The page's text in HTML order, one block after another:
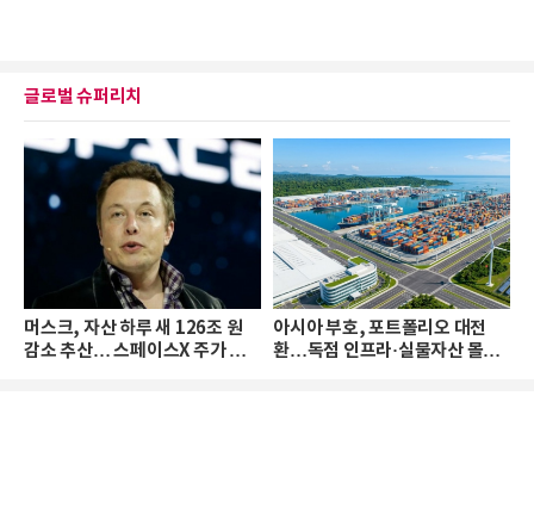
글로벌 슈퍼리치
머스크, 자산 하루 새 126조 원
감소 추산… 스페이스X 주가 하
아시아 부호, 포트폴리오 대전
환…독점 인프라·실물자산 몰린